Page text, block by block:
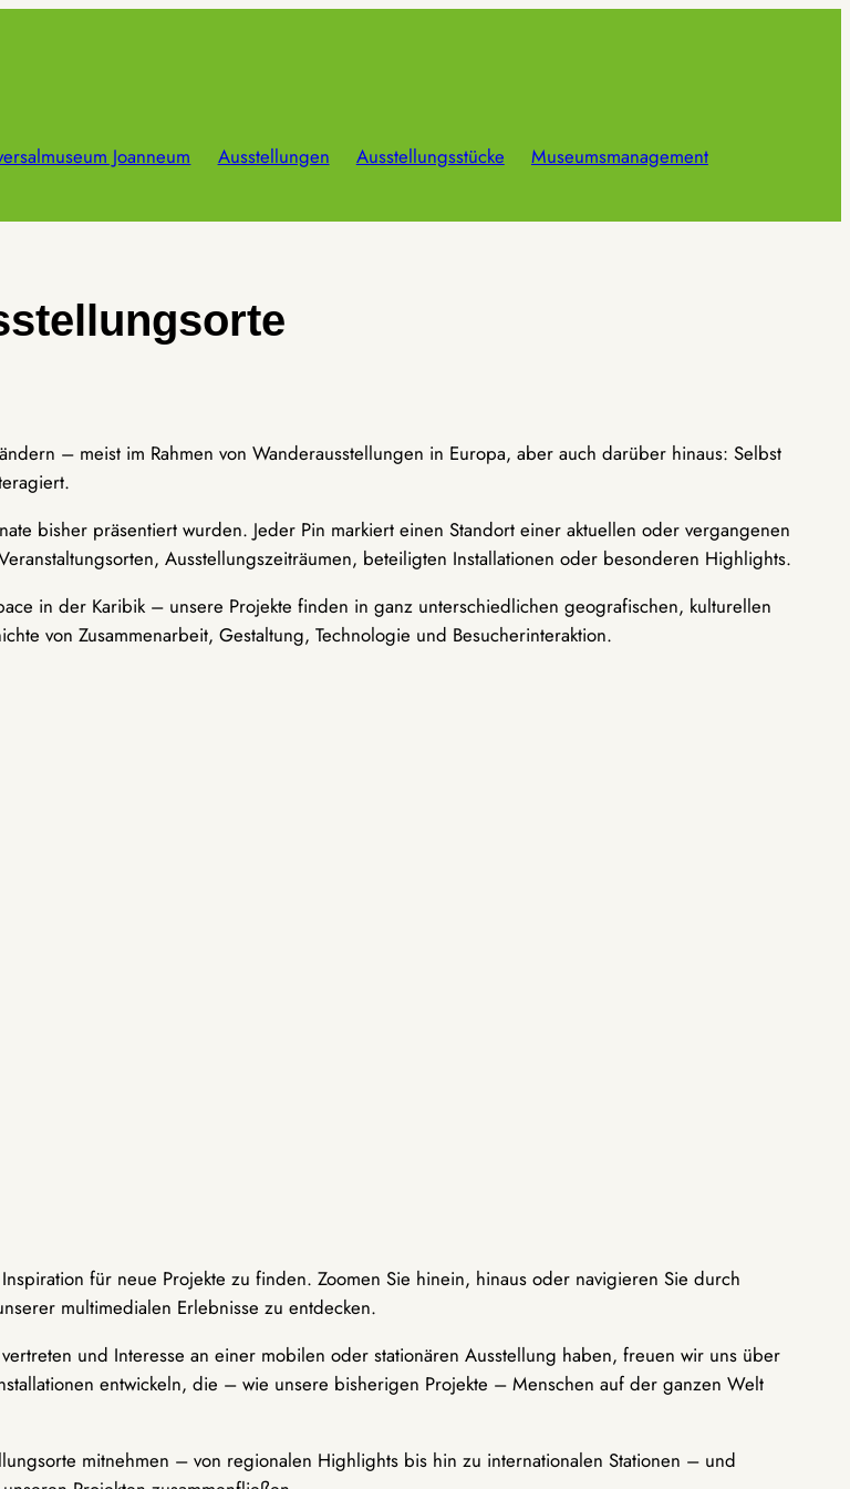
Joanneum Ausstellungen Ausstellungsstücke
Museumsmanagement
– meist im Rahmen von Wanderausstellungen in Europa, aber auch darüber hinaus: Selbst
bisher präsentiert wurden. Jeder Pin markiert einen Standort einer aktuellen oder vergangenen
Ausstellungszeiträumen, beteiligten Installationen oder besonderen Highlights.
in der Karibik – unsere Projekte finden in ganz unterschiedlichen geografischen, kulturellen
von Zusammenarbeit, Gestaltung, Technologie und Besucherinteraktion.
für neue Projekte zu finden. Zoomen Sie hinein, hinaus oder navigieren Sie durch
multimedialen Erlebnisse zu entdecken.
und Interesse an einer mobilen oder stationären Ausstellung haben, freuen wir uns über
entwickeln, die – wie unsere bisherigen Projekte – Menschen auf der ganzen Welt
mitnehmen – von regionalen Highlights bis hin zu internationalen Stationen – und